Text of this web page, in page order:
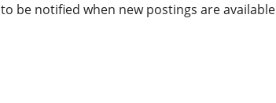
to be notified when new postings are available